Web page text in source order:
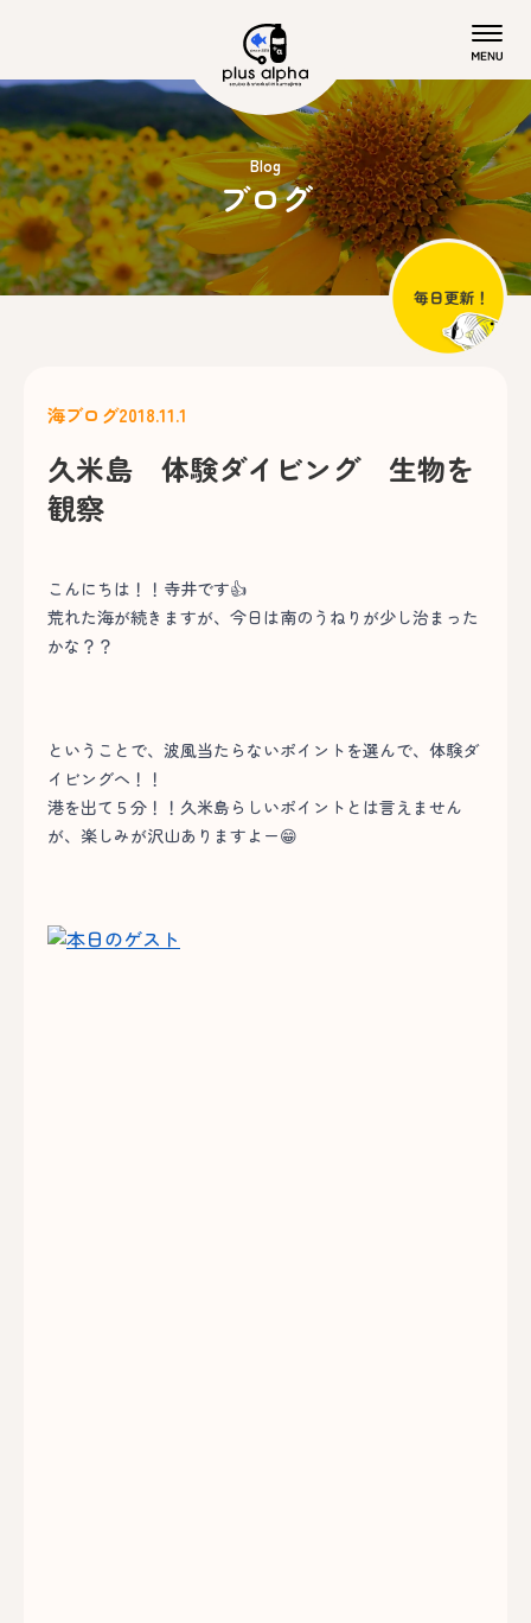
Blog
ブログ
海ブログ2018.11.1
久米島 体験ダイビング 生物を
観察
こんにちは！！寺井です👍
荒れた海が続きますが、今日は南のうねりが少し治まった
かな？？
ということで、波風当たらないポイントを選んで、体験ダ
イビングへ！！
港を出て５分！！久米島らしいポイントとは言えません
が、楽しみが沢山ありますよー😁